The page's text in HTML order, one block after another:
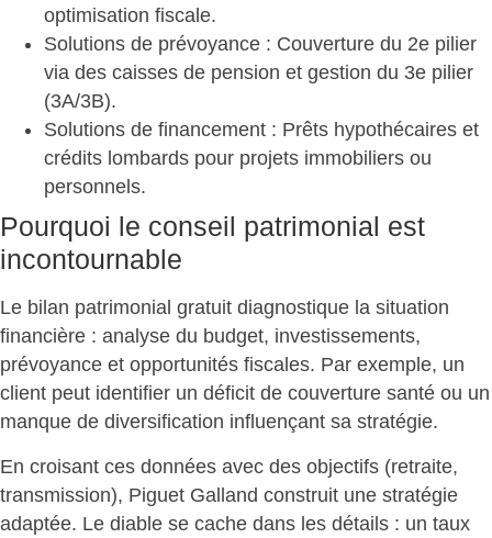
optimisation fiscale.
Solutions de prévoyance : Couverture du 2e pilier
via des caisses de pension et gestion du 3e pilier
(3A/3B).
Solutions de financement : Prêts hypothécaires et
crédits lombards pour projets immobiliers ou
personnels.
Pourquoi le conseil patrimonial est
incontournable
Le bilan patrimonial gratuit diagnostique la situation
financière : analyse du budget, investissements,
prévoyance et opportunités fiscales. Par exemple, un
client peut identifier un déficit de couverture santé ou un
manque de diversification influençant sa stratégie.
En croisant ces données avec des objectifs (retraite,
transmission), Piguet Galland construit une stratégie
adaptée. Le diable se cache dans les détails : un taux